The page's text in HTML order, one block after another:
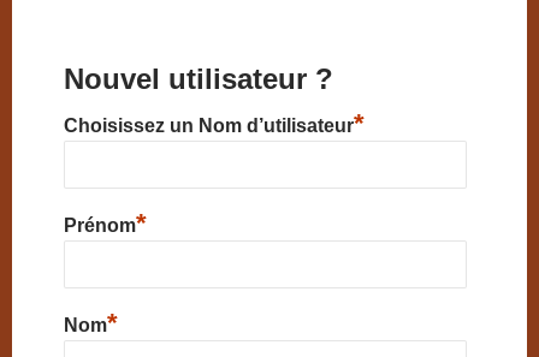
Nouvel utilisateur ?
Choisissez un Nom d’utilisateur*
Prénom*
Nom*